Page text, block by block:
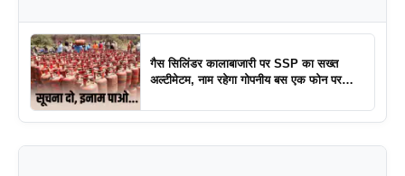
गैस सिलिंडर कालाबाजारी पर SSP का सख्त
अल्टीमेटम, नाम रहेगा गोपनीय बस एक फोन पर